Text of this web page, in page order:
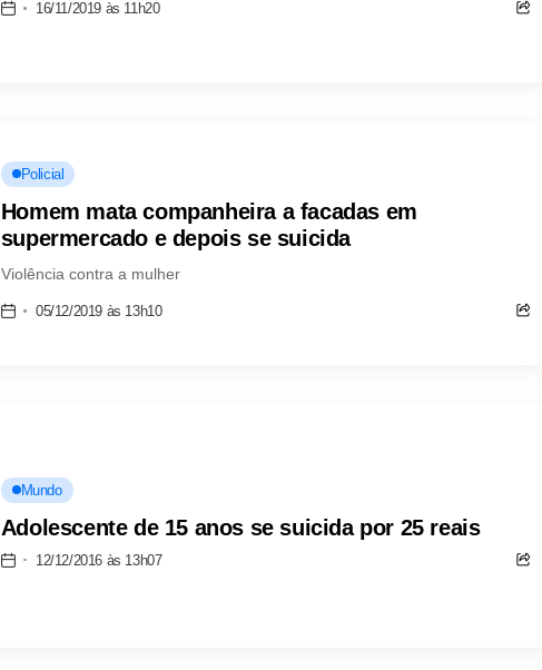
16/11/2019 às 11h20
Policial
Homem mata companheira a facadas em
supermercado e depois se suicida
Violência contra a mulher
05/12/2019 às 13h10
Mundo
Adolescente de 15 anos se suicida por 25 reais
12/12/2016 às 13h07